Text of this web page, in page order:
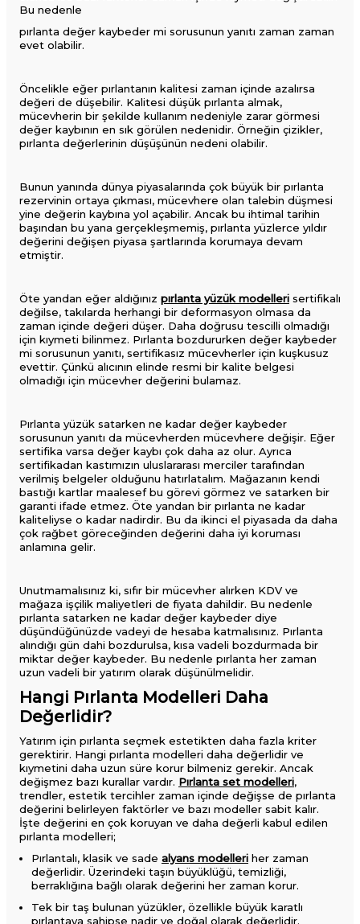
Bu nedenle
pırlanta değer kaybeder mi​ sorusunun yanıtı zaman zaman
evet olabilir.
Öncelikle eğer pırlantanın kalitesi zaman içinde azalırsa
değeri de düşebilir. Kalitesi düşük pırlanta almak,
mücevherin bir şekilde kullanım nedeniyle zarar görmesi
değer kaybının en sık görülen nedenidir. Örneğin çizikler,
pırlanta değerlerinin düşüşünün nedeni olabilir.
Bunun yanında dünya piyasalarında çok büyük bir pırlanta
rezervinin ortaya çıkması, mücevhere olan talebin düşmesi
yine değerin kaybına yol açabilir. Ancak bu ihtimal tarihin
başından bu yana gerçekleşmemiş, pırlanta yüzlerce yıldır
değerini değişen piyasa şartlarında korumaya devam
etmiştir.
Öte yandan eğer aldığınız pırlanta yüzük modelleri sertifikalı
değilse, takılarda herhangi bir deformasyon olmasa da
zaman içinde değeri düşer. Daha doğrusu tescilli olmadığı
için kıymeti bilinmez. Pırlanta bozdururken değer kaybeder
mi​ sorusunun yanıtı, sertifikasız mücevherler için kuşkusuz
evettir. Çünkü alıcının elinde resmi bir kalite belgesi
olmadığı için mücevher değerini bulamaz.
Pırlanta yüzük satarken ne kadar değer kaybeder​
sorusunun yanıtı da mücevherden mücevhere değişir. Eğer
sertifika varsa değer kaybı çok daha az olur. Ayrıca
sertifikadan kastımızın uluslararası merciler tarafından
verilmiş belgeler olduğunu hatırlatalım. Mağazanın kendi
bastığı kartlar maalesef bu görevi görmez ve satarken bir
garanti ifade etmez. Öte yandan bir pırlanta ne kadar
kaliteliyse o kadar nadirdir. Bu da ikinci el piyasada da daha
çok rağbet göreceğinden değerini daha iyi koruması
anlamına gelir.
Unutmamalısınız ki, sıfır bir mücevher alırken KDV ve
mağaza işçilik maliyetleri de fiyata dahildir. Bu nedenle
pırlanta satarken ne kadar değer kaybeder​ diye
düşündüğünüzde vadeyi de hesaba katmalısınız. Pırlanta
alındığı gün dahi bozdurulsa, kısa vadeli bozdurmada bir
miktar değer kaybeder. Bu nedenle pırlanta her zaman
uzun vadeli bir yatırım olarak düşünülmelidir.
Hangi Pırlanta Modelleri Daha
Değerlidir?
Yatırım için pırlanta seçmek estetikten daha fazla kriter
gerektirir. Hangi pırlanta modelleri daha değerlidir ve
kıymetini daha uzun süre korur bilmeniz gerekir. Ancak
değişmez bazı kurallar vardır. Pırlanta set modelleri,
trendler, estetik tercihler zaman içinde değişse de pırlanta
değerini belirleyen faktörler ve bazı modeller sabit kalır.
İşte değerini en çok koruyan ve daha değerli kabul edilen
pırlanta modelleri;
Pırlantalı, klasik ve sade alyans modelleri her zaman
değerlidir. Üzerindeki taşın büyüklüğü, temizliği,
berraklığına bağlı olarak değerini her zaman korur.
Tek bir taş bulunan yüzükler, özellikle büyük karatlı
pırlantaya sahipse nadir ve doğal olarak değerlidir.